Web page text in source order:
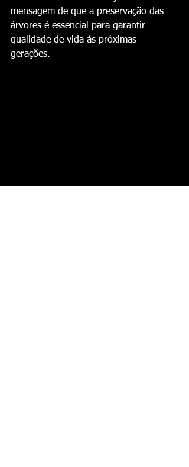
mensagem de que a preservação das
árvores é essencial para garantir
qualidade de vida às próximas
gerações.